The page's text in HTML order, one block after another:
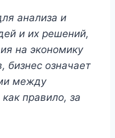
анализа и
и их решений,
на экономику
бизнес означает
между
правило, за